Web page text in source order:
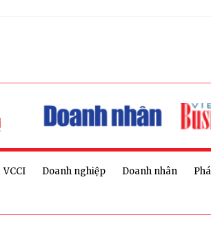
VCCI Doanh nghiệp Doanh nhân